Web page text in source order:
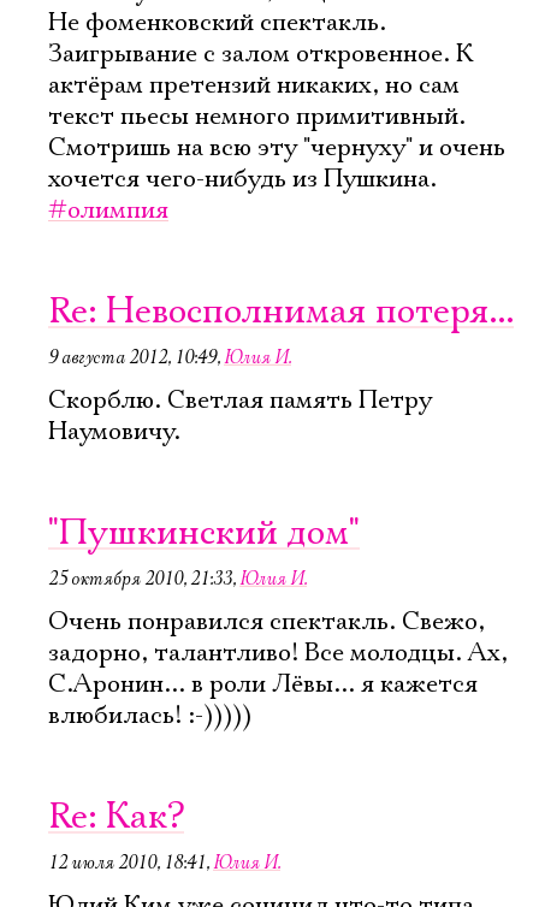
Не фоменковский спектакль.
Заигрывание с залом откровенное. К
актёрам претензий никаких, но сам
текст пьесы немного примитивный.
Смотришь на всю эту "чернуху" и очень
хочется чего-нибудь из Пушкина.
#олимпия
Re: Невосполнимая потеря...
9 августа 2012, 10:49,Юлия И.
Скорблю. Светлая память Петру
Наумовичу.
"Пушкинский дом"
25 октября 2010, 21:33,Юлия И.
Очень понравился спектакль. Свежо,
задорно, талантливо! Все молодцы. Ах,
С.Аронин... в роли Лёвы... я кажется
влюбилась! :-)))))
Re: Как?
12 июля 2010, 18:41,Юлия И.